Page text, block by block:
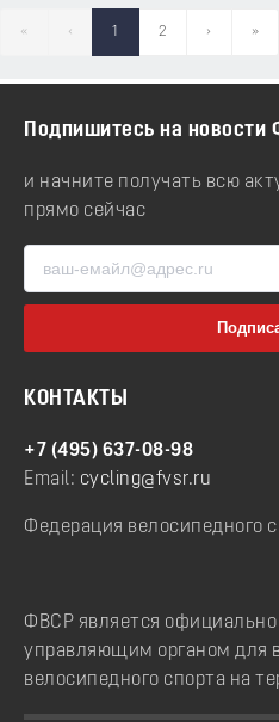
« ‹ 1 2 › »
Подпишитесь на новости
и начните получать всю
прямо сейчас
КОНТАКТЫ
+7 (495) 637-08-98
Email: cycling@fvsr.ru
Федерация велосипедного
ФВСР является
управляющим органом для
велосипедного спорта на